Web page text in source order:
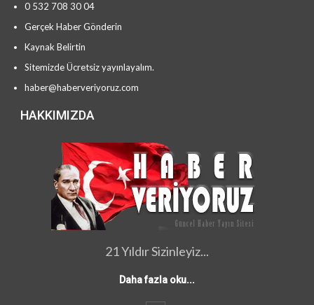
0 532 708 30 04
Gerçek Haber Gönderin
Kaynak Belirtin
Sitemizde Ücretsiz yayınlayalım.
haber@haberveriyoruz.com
HAKKIMIZDA
21 Yıldır Sizinleyiz...
Daha fazla oku...